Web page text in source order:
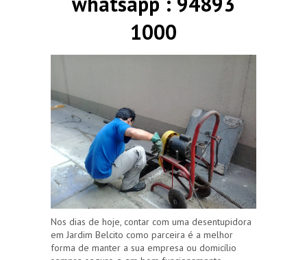
1000
Nos dias de hoje, contar com uma desentupidora
em Jardim Belcito como parceira é a melhor
forma de manter a sua empresa ou domicílio